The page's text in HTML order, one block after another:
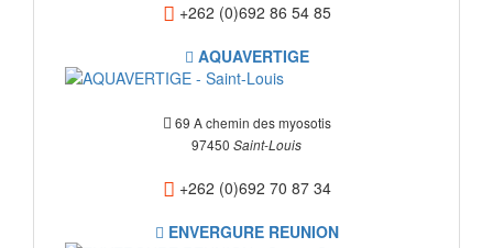
+262 (0)692 86 54 85
AQUAVERTIGE
69 A chemin des myosotis
97450 Saint-Louis
+262 (0)692 70 87 34
ENVERGURE REUNION